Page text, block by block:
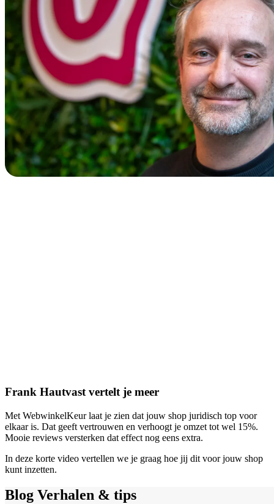
Frank Hautvast vertelt je meer
Met WebwinkelKeur laat je zien dat jouw shop juridisch top voor
elkaar is. Dat geeft vertrouwen en verhoogt je omzet tot wel 15%.
Mooie reviews versterken dat effect nog eens extra.
In deze korte video vertellen we je graag hoe jij dit voor jouw shop
kunt inzetten.
Blog Verhalen & tips